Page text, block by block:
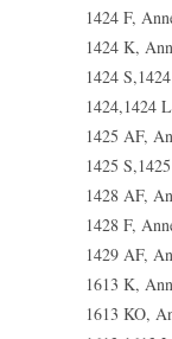
1424 F,
1424 K,
1424
1424,1424
1425 AF,
1425
1428 AF,
1428 F,
1429 AF,
1613 K,
1613 KO,